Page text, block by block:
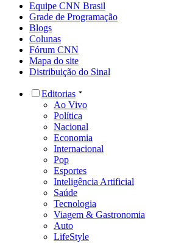
Equipe CNN Brasil
Grade de Programação
Blogs
Colunas
Fórum CNN
Mapa do site
Distribuição do Sinal
Editorias
Ao Vivo
Política
Nacional
Economia
Internacional
Pop
Esportes
Inteligência Artificial
Saúde
Tecnologia
Viagem & Gastronomia
Auto
LifeStyle